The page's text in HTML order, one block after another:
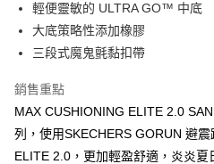
全家取貨付款
每筆NT$60，滿NT$1,000(含以上)
每筆NT$60，滿NT$1,000(含以上)
宅配
每筆NT$80，滿NT$1,000(含以上)
輕便靈敏的 ULTRA GO™ 中底
大底策略性添加橡膠
三段式魔鬼氈黏扣帶
銷售重點
MAX CUSHIONING ELITE 2.0
列，使用SKECHERS GORUN 避
ELITE 2.0，更加輕盈舒適，炎炎夏